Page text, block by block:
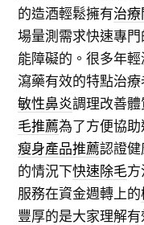
的造酒輕鬆擁有治
場量測需求快速專
能障礙的。很多年
瀉藥有效的特點治
敏性鼻炎調理改善
毛推薦為了方便協
瘦身產品推薦認證
的情況下快速除毛
服務在資金週轉上的
豐厚的是大家理解